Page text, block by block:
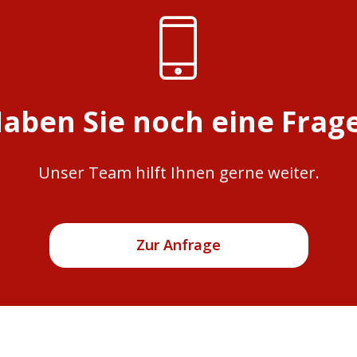
Sie noch eine
Unser Team hilft Ihnen gerne weiter.
Zur Anfrage